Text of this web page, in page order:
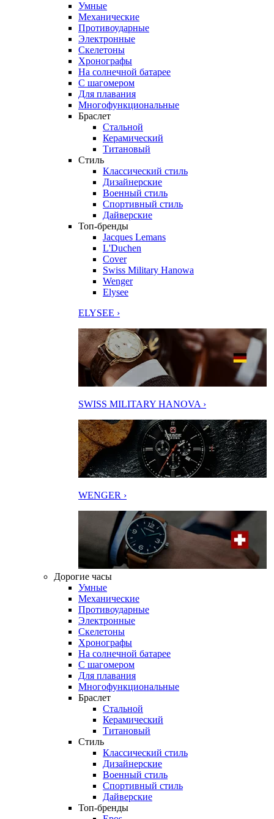
Умные
Механические
Противоударные
Электронные
Скелетоны
Хронографы
На солнечной батарее
С шагомером
Для плавания
Многофункциональные
Браслет
Стальной
Керамический
Титановый
Стиль
Классический стиль
Дизайнерские
Военный стиль
Спортивный стиль
Дайверские
Топ-бренды
Jacques Lemans
L'Duchen
Cover
Swiss Military Hanowa
Wenger
Elysee
ELYSEE ›
SWISS MILITARY HANOVA ›
WENGER ›
Дорогие часы
Умные
Механические
Противоударные
Электронные
Скелетоны
Хронографы
На солнечной батарее
С шагомером
Для плавания
Многофункциональные
Браслет
Стальной
Керамический
Титановый
Стиль
Классический стиль
Дизайнерские
Военный стиль
Спортивный стиль
Дайверские
Топ-бренды